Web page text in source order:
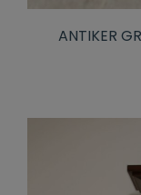
ANTIKER